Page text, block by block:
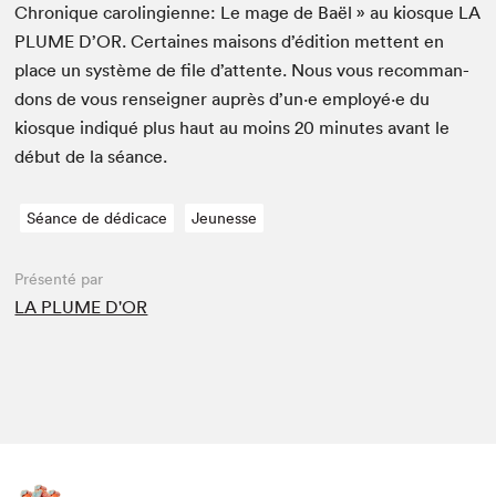
Chronique car­olingi­en­ne: Le mage de Baël » au kiosque LA
PLUME D’OR. Cer­taines maisons d’édi­tion met­tent en
place un sys­tème de file d’at­tente. Nous vous recom­man­
dons de vous ren­seign­er auprès d’un·e employé·e du
kiosque indiqué plus haut au moins20 min­utes avant le
début de la séance.
Séance de dédicace Jeunesse
Présenté par
LA PLUME D'OR